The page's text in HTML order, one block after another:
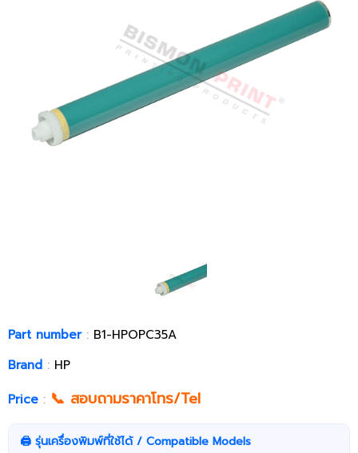
Part number: B1-HPOPC35A
Brand : HP
Price : 📞 สอบถามราคาโทร/Tel
🖨️ รุ่นเครื่องพิมพ์ที่ใช้ได้ / Compatible Models